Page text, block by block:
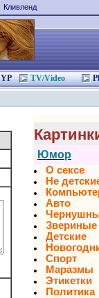
Кливленд
YP TV/Video
Юмор
О сексе
Не
Авто
Звериные
Детские
Спорт
Маразмы
Этикетки
Политика